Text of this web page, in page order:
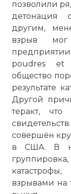
позволили
детонация
другим,
взрыв
poudres et
общество
результате
Другой
теракт,
совершён
в США. В
взрывами на
☓